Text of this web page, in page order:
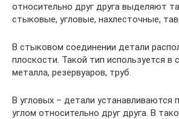
относительно друг друга выделяют
стыковые, угловые, нахлесточные,
В стыковом соединении детали
плоскости. Такой тип используется в
металла, резервуаров, труб.
В угловых – детали устанавливаются
углом относительно друг друга. В